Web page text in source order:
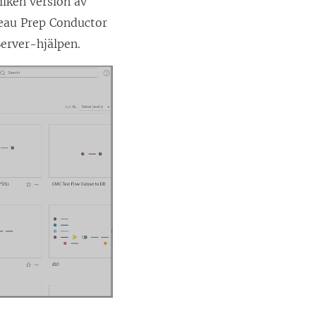
Prep Conductor
hjälpen.